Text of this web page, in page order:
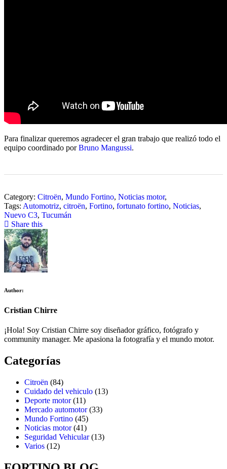
Para finalizar queremos agradecer el gran trabajo que realizó todo el
equipo coordinado porBruno Mangussi.
Category: Citroën, Mundo Fortino, Noticias motor,
Tags: Automotriz, citroën, Fortino, fortunato fortino, Noticias,
Nuevo C3, Tucumán
Share this
Author:
Cristian Chirre
¡Hola! Soy Cristian Chirre soy diseñador gráfico, fotógrafo y
community manager. Me apasiona la fotografía y el mundo motor.
Categorías
Citroën (84)
Cuidado del vehiculo (13)
Deporte motor(11)
Mercado automotor(33)
Mundo Fortino (45)
Noticias motor(41)
Seguridad Vehicular(13)
Varios (12)